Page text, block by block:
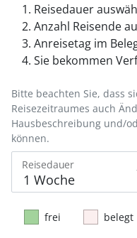
Reisedauer
Anzahl Reisende
Anreisetag im
Sie bekommen
Reisedauer
Bitte beachten Sie, dass
Reisezeitraumes auch
Hausbeschreibung und/
können.
frei belegt